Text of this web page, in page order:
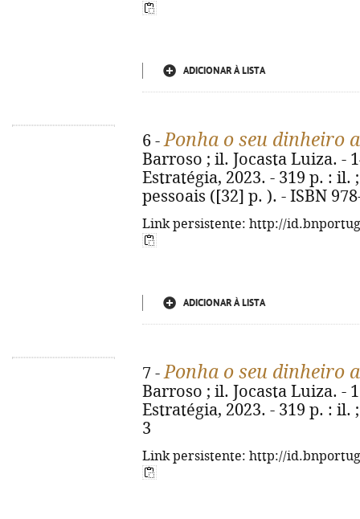
ADICIONAR À LISTA
6 -Ponha o seu dinheiro
Barroso ; il. Jocasta Luiza. -
Estratégia, 2023. - 319 p. :
pessoais ([32] p. ). - ISBN
Link persistente: http://
ADICIONAR À LISTA
7 -Ponha o seu dinheiro
Barroso ; il. Jocasta Luiza. -
Estratégia, 2023. - 319 p. : il.
3
Link persistente: http://